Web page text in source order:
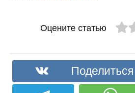
Оцените статью